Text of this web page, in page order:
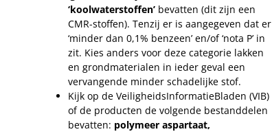
‘koolwaterstoffen’bevatten (dit zijn een
CMR-stoffen). Tenzij er is aangegeven dat er
‘minder dan 0,1% benzeen’ en/of ‘nota P’ in
zit. Kies anders voor deze categorie lakken
en grondmaterialen in ieder geval een
vervangende minder schadelijke stof.
Kijk op de VeiligheidsInformatieBladen (VIB)
of de producten de volgende bestanddelen
bevatten: polymeer aspartaat,